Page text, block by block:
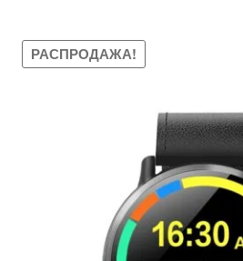
Оплата, доставка
РАСПРОДАЖА!